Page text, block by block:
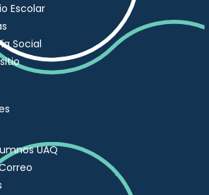
Escolar
Social
UAQ